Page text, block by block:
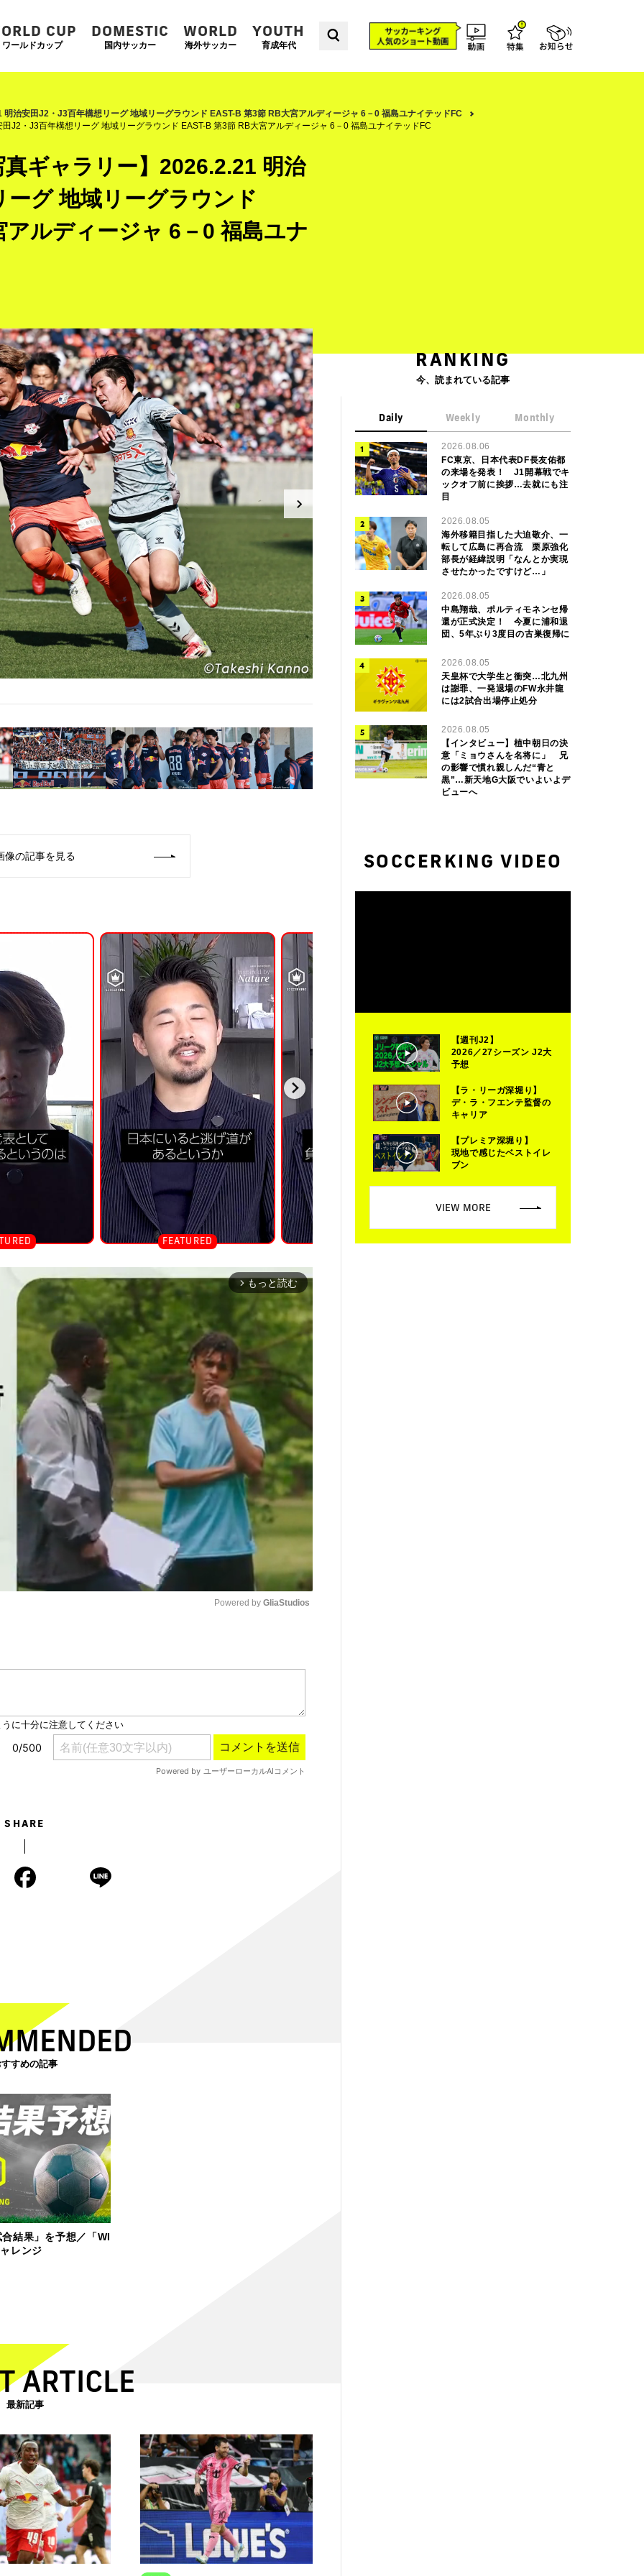
CUP
ワールドカップ
DOMESTIC
国内サッカー
WORLD
海外サッカー
YOUTH
育成年代
治安田J2・J3百年構想リーグ 地域リーグラウンド EAST-B 第3節 RB大宮アルディージャ 6－0 福島ユナイテッドFC
J2・J3百年構想リーグ 地域リーグラウンド EAST-B 第3節 RB大宮アルディージャ 6－0 福島ユナイテッドFC
ギャラリー】2026.2.21 明治
グ 地域リーグラウンド
ルディージャ 6－0 福島ユナ
像の記事を見る
arrow_forward_ios もっと読む
Powered by GliaStudios
SHARE
すめの記事
結果」を予想／「WI
レンジ
ARTICLE
最新記事
RANKING
今、読まれている記事
Daily Weekly Monthly
2026.08.06
FC東京、日本代表DF長友佑都
の来場を発表！ J1開幕戦でキ
ックオフ前に挨拶…去就にも注
目
2026.08.05
海外移籍目指した大迫敬介、一
転して広島に再合流 栗原強化
部長が経緯説明「なんとか実現
させたかったですけど…」
2026.08.05
中島翔哉、ポルティモネンセ帰
還が正式決定！ 今夏に浦和退
団、5年ぶり3度目の古巣復帰に
2026.08.05
天皇杯で大学生と衝突…北九州
は謝罪、一発退場のFW永井龍
には2試合出場停止処分
2026.08.05
【インタビュー】植中朝日の決
意「ミョウさんを名将に」 兄
の影響で慣れ親しんだ“青と
黒”…新天地G大阪でいよいよデ
ビューへ
SOCCERKING VIDEO
【週刊J2】
2026／27シーズン J2大
予想
【ラ・リーガ深堀り】
デ・ラ・フエンテ監督の
キャリア
【プレミア深堀り】
現地で感じたベストイレ
ブン
VIEW MORE